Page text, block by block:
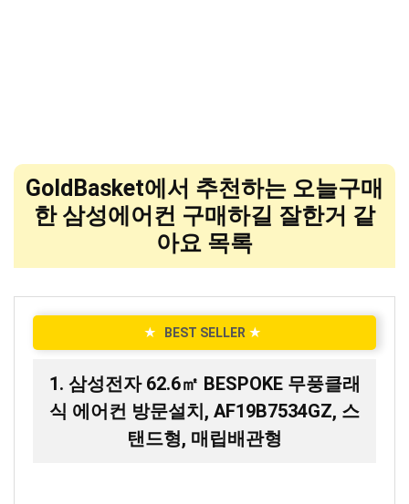
GoldBasket에서 추천하는 오늘구매
한 삼성에어컨 구매하길 잘한거 같
아요 목록
★ BEST SELLER ★
1. 삼성전자 62.6㎡ BESPOKE 무풍클래
식 에어컨 방문설치, AF19B7534GZ, 스
탠드형, 매립배관형